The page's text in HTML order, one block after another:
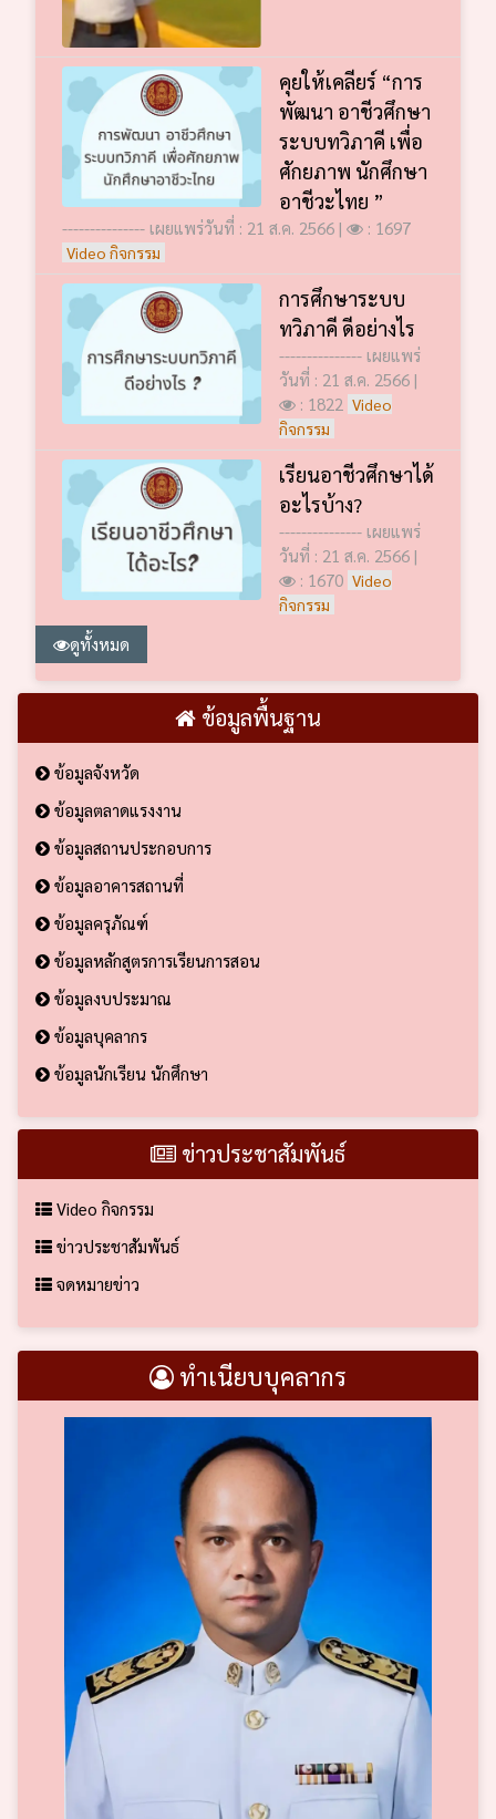
คุยให้เคลียร์ “การ
พัฒนา อาชีวศึกษา
ระบบทวิภาคี เพื่อ
ศักยภาพ นักศึกษา
อาชีวะไทย ”
--------------- เผยแพร่วันที่ : 21 ส.ค. 2566 | : 1697
Video กิจกรรม
การศึกษาระบบ
ทวิภาคี ดีอย่างไร
--------------- เผยแพร่
วันที่ : 21 ส.ค. 2566 |
: 1822 Video
กิจกรรม
เรียนอาชีวศึกษาได้
อะไรบ้าง?
--------------- เผยแพร่
วันที่ : 21 ส.ค. 2566 |
: 1670 Video
กิจกรรม
ดูทั้งหมด
ข้อมูลพื้นฐาน
ข้อมูลจังหวัด
ข้อมูลตลาดแรงงาน
ข้อมูลสถานประกอบการ
ข้อมูลอาคารสถานที่
ข้อมูลครุภัณฑ์
ข้อมูลหลักสูตรการเรียนการสอน
ข้อมูลงบประมาณ
ข้อมูลบุคลากร
ข้อมูลนักเรียน นักศึกษา
ข่าวประชาสัมพันธ์
Video กิจกรรม
ข่าวประชาสัมพันธ์
จดหมายข่าว
ทำเนียบบุคลากร